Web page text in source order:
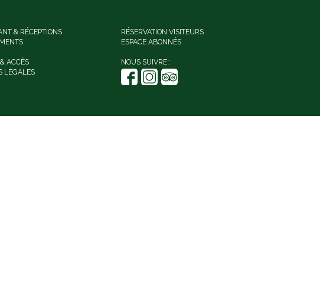
& RÉCEPTIONS
ACCÈS
LÉGALES
RÉSERVATION VISITEURS
ESPACE ABONNÉS
NOUS SUIVRE :